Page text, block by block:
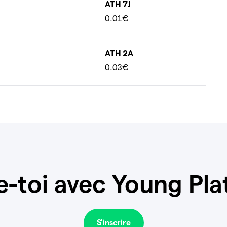
ATH 7J
0.01€
ATH 2A
0.03€
toi avec Young
S'inscrire